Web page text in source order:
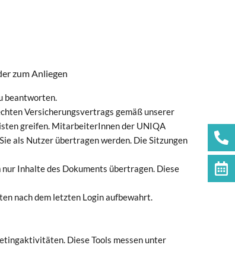
zum Anliegen
beantworten.
Versicherungsvertrags gemäß unserer
greifen. MitarbeiterInnen der UNIQA
als Nutzer übertragen werden. Die Sitzungen
Inhalte des Dokuments übertragen. Diese
nach dem letzten Login aufbewahrt.
Diese Tools messen unter